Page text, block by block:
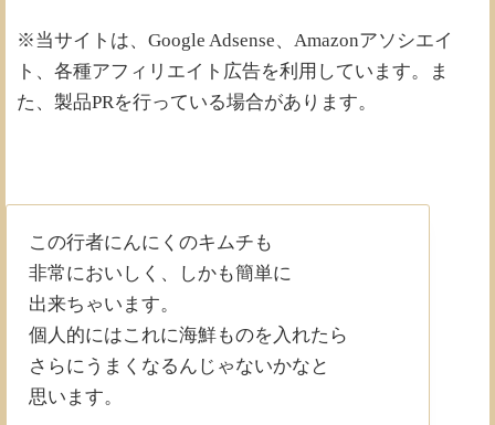
※当サイトは、Google Adsense、Amazonアソシエイ
ト、各種アフィリエイト広告を利用しています。ま
た、製品PRを行っている場合があります。
この行者にんにくのキムチも
非常においしく、しかも簡単に
出来ちゃいます。
個人的にはこれに海鮮ものを入れたら
さらにうまくなるんじゃないかなと
思います。